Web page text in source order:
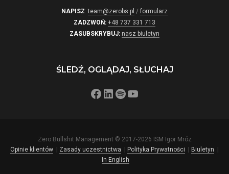
NAPISZ:team@zerobs.pl / formularz
ZADZWOŃ: +48 737 331 713
ZASUBSKRYBUJ: nasz biuletyn
ŚLEDŹ, OGLĄDAJ, SŁUCHAJ
Facebook
LinkedIn
Spotify
YouTube
Zero Bullshit Management © 2017-2026 ISM Igor Mróz
Opinie klientów
Zasady uczestnictwa Polityka Prywatności Biuletyn
In English